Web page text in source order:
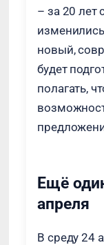
– за 20 лет
новый,
будет
полагать,
Ещё
апреля
В среду 24